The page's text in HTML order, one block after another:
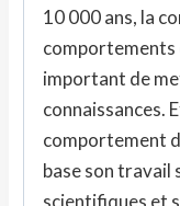
10 000 ans, la
comportements
important de
connaissances.
comportement
base son travail
scientifiques et